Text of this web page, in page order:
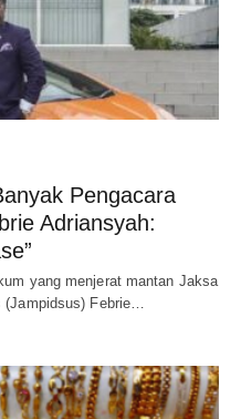
Pengacara
Adriansyah:
yang menjerat mantan Jaksa
(Jampidsus) Febrie…